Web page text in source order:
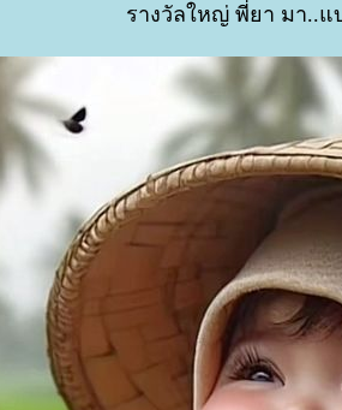
รางวัลใหญ่ พี่ยา มา..แ